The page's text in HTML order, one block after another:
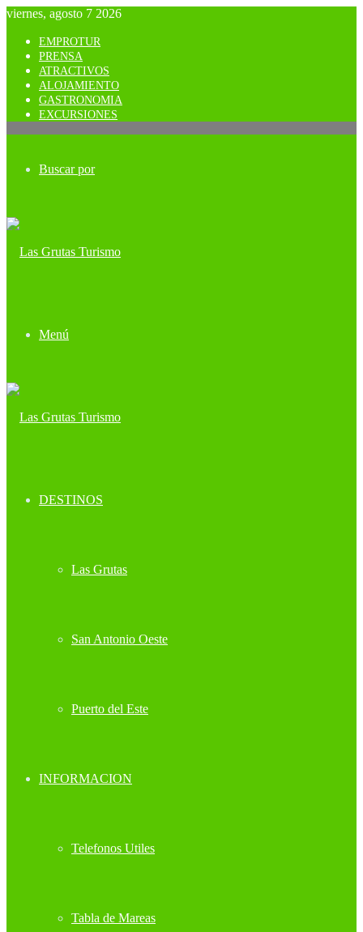
viernes, agosto 7 2026
EMPROTUR
PRENSA
ATRACTIVOS
ALOJAMIENTO
GASTRONOMIA
EXCURSIONES
Buscar por
Menú
DESTINOS
Las Grutas
San Antonio Oeste
Puerto del Este
INFORMACION
Telefonos Utiles
Tabla de Mareas